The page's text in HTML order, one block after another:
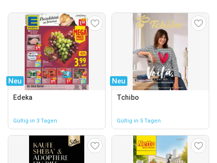
Neu
Edeka
Gültig in 3 Tagen
Neu
Tchibo
Gültig in 5 Tagen